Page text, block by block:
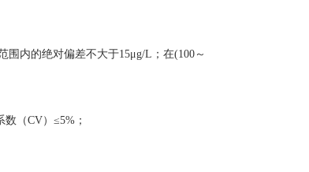
围内的绝对偏差不大于15μg/L ；在(100 ～
数（CV）≤5% ；